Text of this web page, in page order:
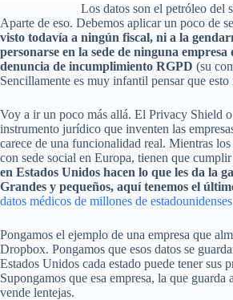
Los datos son el petróleo del
Aparte de eso. Debemos aplicar un poco de
visto todavía a ningún fiscal, ni a la
personarse en la sede de ninguna
denuncia de incumplimiento RGPD (su
Sencillamente es muy infantil pensar que esto
Voy a ir un poco más allá. El Privacy Shield
instrumento jurídico que inventen las
carece de una funcionalidad real. Mientras
con sede social en Europa, tienen que
en Estados Unidos hacen lo que les da la
Grandes y pequeños, aquí tenemos el
datos médicos de millones de
Pongamos el ejemplo de una empresa que
Dropbox. Pongamos que esos datos se
Estados Unidos cada estado puede tener sus
Supongamos que esa empresa, la que
vende lentejas.